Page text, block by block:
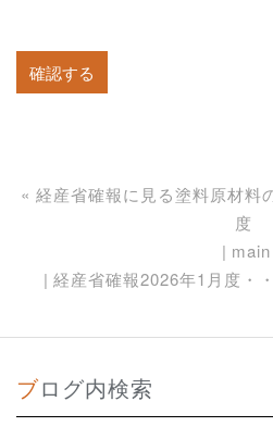
« 経産省確報に見る塗料原材料
度
main
経産省確報2026年1月度・
ブログ内検索